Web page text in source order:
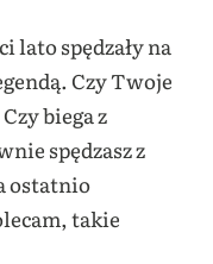
lato spędzały na
Czy Twoje
biega z
spędzasz z
ostatnio
takie